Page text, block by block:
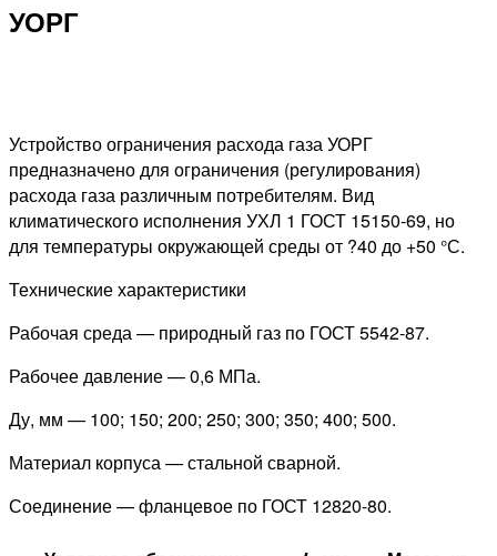
УОРГ
Устройство ограничения расхода газа УОРГ
предназначено для ограничения (регулирования)
расхода газа различным потребителям. Вид
климатического исполнения УХЛ 1 ГОСТ 15150-69, но
для температуры окружающей среды от ?40 до +50 °С.
Технические характеристики
Рабочая среда — природный газ по ГОСТ 5542-87.
Рабочее давление — 0,6 МПа.
Ду, мм — 100; 150; 200; 250; 300; 350; 400; 500.
Материал корпуса — стальной сварной.
Соединение — фланцевое по ГОСТ 12820-80.